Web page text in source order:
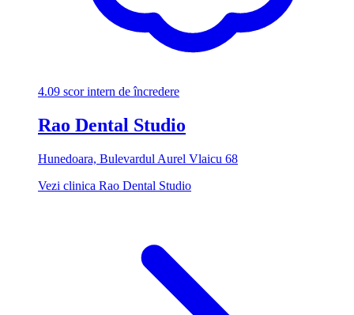
4.09 scor intern de încredere
Rao Dental Studio
Hunedoara, Bulevardul Aurel Vlaicu 68
Vezi clinica Rao Dental Studio